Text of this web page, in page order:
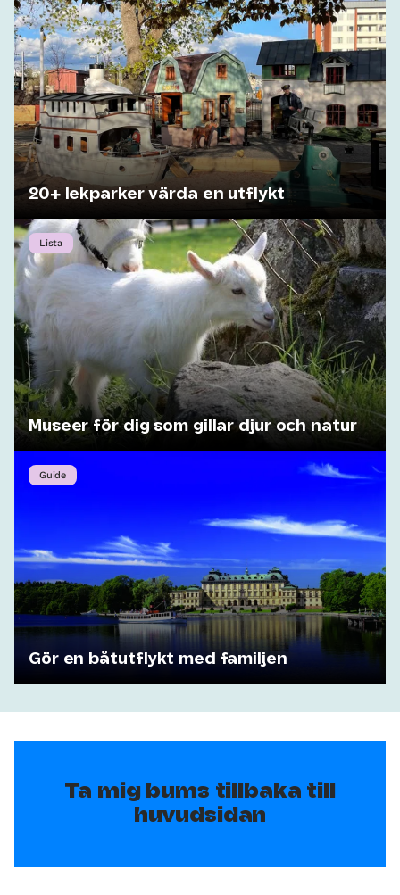
20+ lekparker värda en utflykt
Lista
Museer för dig som gillar djur och natur
Guide
Gör en båtutflykt med familjen
Ta mig bums tillbaka till
huvudsidan